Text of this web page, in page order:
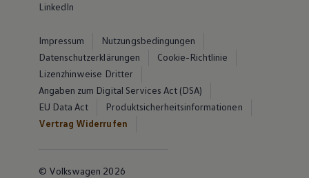
LinkedIn
Impressum
Nutzungsbedingungen
Datenschutzerklärungen
Cookie-Richtlinie
Lizenzhinweise Dritter
Angaben zum Digital Services Act (DSA)
EU Data Act
Produktsicherheitsinformationen
Vertrag Widerrufen
© Volkswagen 2026